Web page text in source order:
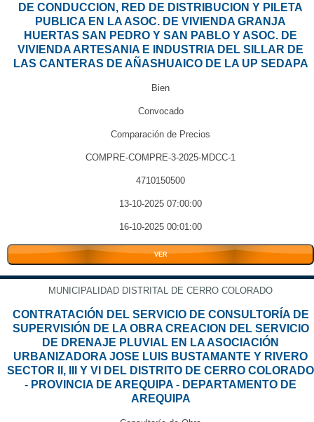
DE CONDUCCION, RED DE DISTRIBUCION Y PILETA
PUBLICA EN LA ASOC. DE VIVIENDA GRANJA
HUERTAS SAN PEDRO Y SAN PABLO Y ASOC. DE
VIVIENDA ARTESANIA E INDUSTRIA DEL SILLAR DE
LAS CANTERAS DE AÑASHUAICO DE LA UP SEDAPA
Bien
Convocado
Comparación de Precios
COMPRE-COMPRE-3-2025-MDCC-1
4710150500
13-10-2025 07:00:00
16-10-2025 00:01:00
VER
MUNICIPALIDAD DISTRITAL DE CERRO COLORADO
CONTRATACIÓN DEL SERVICIO DE CONSULTORÍA DE
SUPERVISIÓN DE LA OBRA CREACION DEL SERVICIO
DE DRENAJE PLUVIAL EN LA ASOCIACIÓN
URBANIZADORA JOSE LUIS BUSTAMANTE Y RIVERO
SECTOR II, III Y VI DEL DISTRITO DE CERRO COLORADO
- PROVINCIA DE AREQUIPA - DEPARTAMENTO DE
AREQUIPA